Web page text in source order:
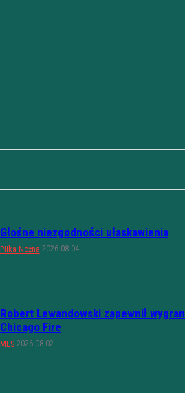
Głośne niezgodności ułaskawienia
Piłka Nożna 2026-08-04
Robert Lewandowski zapewnił
Chicago Fire
MLS 2026-08-02